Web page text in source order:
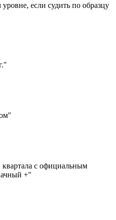
если судить по образцу
с официальным
+"